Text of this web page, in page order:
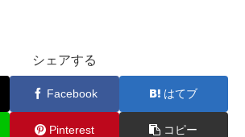
シェアする
Facebook はてブ
Pinterest コピー